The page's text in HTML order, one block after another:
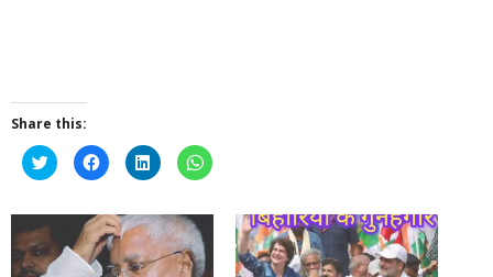
Share this:
Click
to
share
Twitter
(Opens
new
window)
Click
to
share
Facebook
(Opens
in
new
window)
Click
to
share
LinkedIn
(Opens
in
new
window)
Click
to
WhatsApp
(Opens
new
window)